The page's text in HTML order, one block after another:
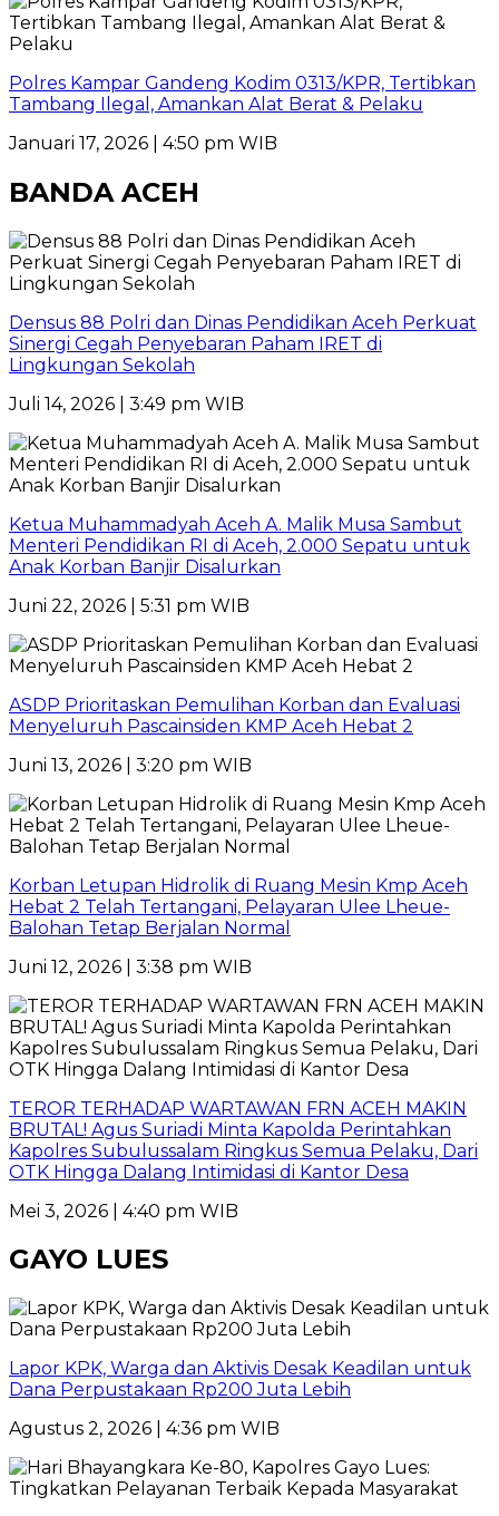
Polres Kampar Gandeng Kodim 0313/KPR, Tertibkan
Tambang Ilegal, Amankan Alat Berat & Pelaku
Januari 17, 2026 | 4:50 pm WIB
BANDA ACEH
Densus 88 Polri dan Dinas Pendidikan Aceh Perkuat
Sinergi Cegah Penyebaran Paham IRET di
Lingkungan Sekolah
Juli 14, 2026 | 3:49 pm WIB
Ketua Muhammadyah Aceh A. Malik Musa Sambut
Menteri Pendidikan RI di Aceh, 2.000 Sepatu untuk
Anak Korban Banjir Disalurkan
Juni 22, 2026 | 5:31 pm WIB
ASDP Prioritaskan Pemulihan Korban dan Evaluasi
Menyeluruh Pascainsiden KMP Aceh Hebat 2
Juni 13, 2026 | 3:20 pm WIB
Korban Letupan Hidrolik di Ruang Mesin Kmp Aceh
Hebat 2 Telah Tertangani, Pelayaran Ulee Lheue-
Balohan Tetap Berjalan Normal
Juni 12, 2026 | 3:38 pm WIB
TEROR TERHADAP WARTAWAN FRN ACEH MAKIN
BRUTAL! Agus Suriadi Minta Kapolda Perintahkan
Kapolres Subulussalam Ringkus Semua Pelaku, Dari
OTK Hingga Dalang Intimidasi di Kantor Desa
Mei 3, 2026 | 4:40 pm WIB
GAYO LUES
Lapor KPK, Warga dan Aktivis Desak Keadilan untuk
Dana Perpustakaan Rp200 Juta Lebih
Agustus 2, 2026 | 4:36 pm WIB